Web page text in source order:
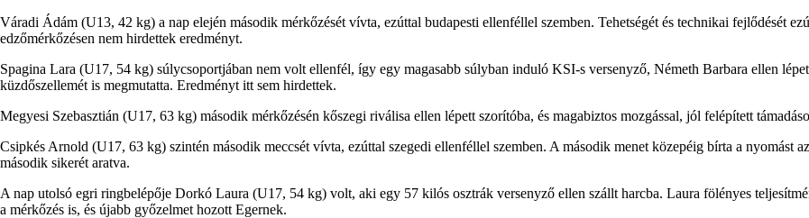
Váradi Ádám (U13, 42 kg) a nap elején második mérkőzését vívta, ezúttal budapesti ellenféllel szemben. Tehetségét és technikai fejlődését
edzőmérkőzésen nem hirdettek eredményt.
Spagina Lara (U17, 54 kg) súlycsoportjában nem volt ellenfél, így egy magasabb súlyban induló KSI-s versenyző, Németh Barbara ellen
küzdőszellemét is megmutatta. Eredményt itt sem hirdettek.
Megyesi Szebasztián (U17, 63 kg) második mérkőzésén kőszegi riválisa ellen lépett szorítóba, és magabiztos mozgással, jól felépített
Csipkés Arnold (U17, 63 kg) szintén második meccsét vívta, ezúttal szegedi ellenféllel szemben. A második menet közepéig bírta a nyomást
második sikerét aratva.
A nap utolsó egri ringbelépője Dorkó Laura (U17, 54 kg) volt, aki egy 57 kilós osztrák versenyző ellen szállt harcba. Laura fölényes
a mérkőzés is, és újabb győzelmet hozott Egernek.